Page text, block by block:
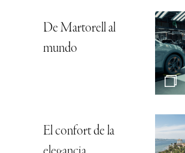
De Martorell al
mundo
El confort de la